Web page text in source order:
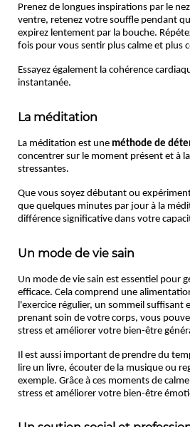
Prenez de longues inspirations par le
ventre, retenez votre souffle pendant
expirez lentement par la bouche.
fois pour vous sentir plus calme et plus
Essayez également la cohérence
instantanée.
La méditation
La méditation est une méthode de
concentrer sur le moment présent et à
stressantes.
Que vous soyez débutant ou
que quelques minutes par jour à la
différence significative dans votre
Un mode de vie sain
Un mode de vie sain est essentiel pour
efficace. Cela comprend une
l'exercice régulier, un sommeil suffisant
prenant soin de votre corps, vous
stress et améliorer votre bien-être
Il est aussi important de prendre du
lire un livre, écouter de la musique ou
exemple. Grâce à ces moments de
stress et améliorer votre bien-être